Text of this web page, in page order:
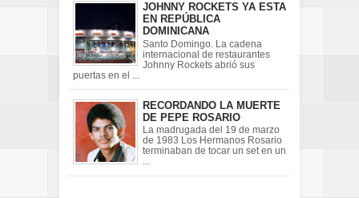
JOHNNY ROCKETS YA ESTA
EN REPÚBLICA
DOMINICANA
Santo Domingo. La cadena
internacional de restaurantes
Johnny Rockets abrió sus
puertas en el ...
RECORDANDO LA MUERTE
DE PEPE ROSARIO
La madrugada del 19 de marzo
de 1983 Los Hermanos Rosario
terminaban de tocar un set en un
...